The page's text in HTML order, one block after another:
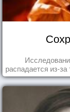
распадается из-за
та